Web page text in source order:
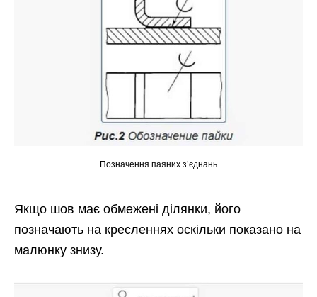
Позначення паяних з’єднань
Якщо шов має обмежені ділянки, його
позначають на кресленнях оскільки показано на
малюнку знизу.